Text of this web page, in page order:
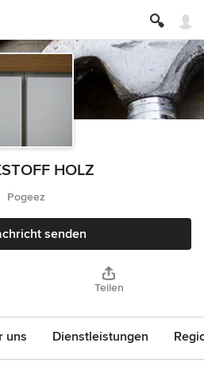
HOLZ
Pogeez
senden
Teilen
uns Dienstleistungen